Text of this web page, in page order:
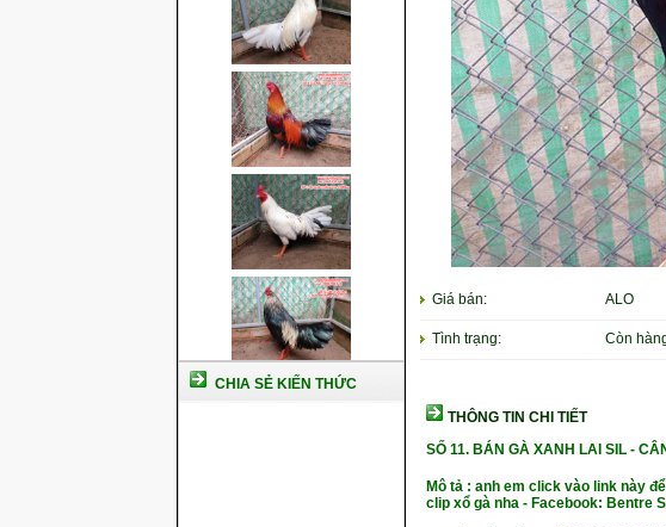
CHIA SẺ KIẾN THỨC
Giá bán: ALO
Tình trạng: Còn
THÔNG TIN CHI TIẾT
SỐ 11.BÁN GÀ XANH LAI SIL -
Mô tả : anh em click vào link này
clip xổ gà nha - Facebook: Bentre